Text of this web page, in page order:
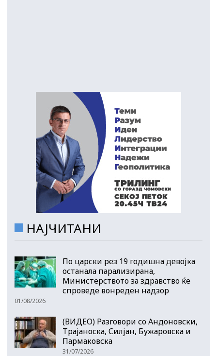
НАЈЧИТАНИ
По царски рез 19 годишна девојка
останала парализирана,
Министерството за здравство ќе
спроведе вонреден надзор
01/08/2026
(ВИДЕО) Разговори со Андоновски,
Трајаноска, Силјан, Бужаровска и
Пармаковска
31/07/2026